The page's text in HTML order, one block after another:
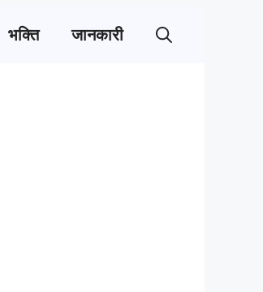
भक्ति जानकारी